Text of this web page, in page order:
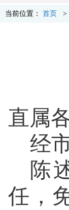
当前位置： 首页 >
直属
经
陈
任，